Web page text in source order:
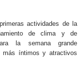
actividades de la
de clima y de
la semana grande
más íntimos y atractivos